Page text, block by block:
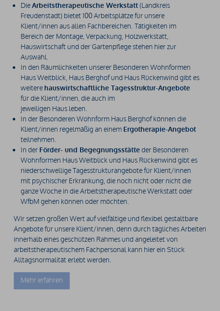
DieArbeitstherapeutische Werkstatt(Landkreis
Freudenstadt) bietet 100 Arbeitsplätze für unsere
Klient/innen aus allen Fachbereichen. Tätigkeiten im
Bereich der Montage, Verpackung, Holzwerkstatt,
Hauswirtschaft und der Gartenpflege stehen hier zur
Auswahl.
In den Räumlichkeiten unserer Besonderen Wohnformen
Haus Weitblick, Haus Berghof und Haus Rückenwind gibt es
weitere hauswirtschaftliche Tagesstruktur-Angebote
für die Klient/innen, die auch im
jeweiligen Haus leben.
In der Besonderen Wohnform Haus Berghof können die
Klient/innen regelmäßig an einem Ergotherapie-Angebot
teilnehmen.
In der Förder- und Begegnungsstätteder Besonderen
Wohnformen Haus Weitblick und Haus Rückenwind gibt es
niederschwellige Tagesstrukturangebote für Klient/innen
mit psychischer Erkrankung, die noch nicht oder nicht die
ganze Woche in die Arbeitstherapeutische Werkstatt oder
WfbM gehen können oder möchten.
Wir setzen großen Wert auf vielfältige und flexibel gestaltbare
Angebote für unsere Klient/innen, denn durch tägliches Arbeiten
innerhalb eines geschützen Rahmes und angeleitet von
arbeitstherapeutischem Fachpersonal kann hier ein Stück
Alltagsnormalität erlebt werden.
Mehr erfahren